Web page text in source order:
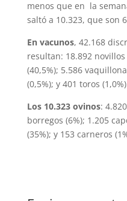
menos que en la
saltó a 10.323, que son
En vacunos, 42.168
resultan: 18.892 novillos
(40,5%); 5.586
(0,5%); y 401 toros
Los 10.323 ovinos:
borregos (6%); 1.205
(35%); y 153 carneros